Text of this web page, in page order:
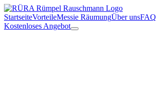
StartseiteVorteileMessie RäumungÜber unsFAQ
Kostenloses Angebot